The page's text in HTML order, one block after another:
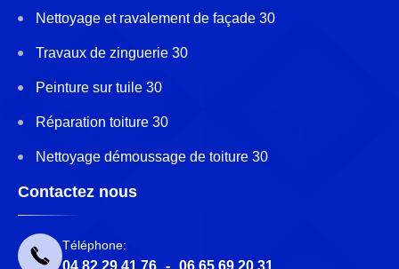
Nettoyage et ravalement de façade 30
Travaux de zinguerie 30
Peinture sur tuile 30
Réparation toiture 30
Nettoyage démoussage de toiture 30
Contactez nous
Téléphone: